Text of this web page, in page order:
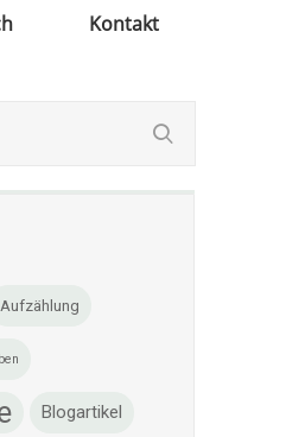
Kontakt
Aufzählung
Blogartikel